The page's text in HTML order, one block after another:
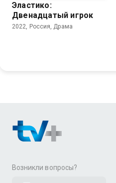
Эластико:
Двенадцатый игрок
2022, Россия, Драма
Возникли вопросы?